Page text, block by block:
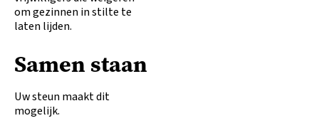
om gezinnen in stilte te
laten lijden.
Samen staan
Uw steun maakt dit
mogelijk.